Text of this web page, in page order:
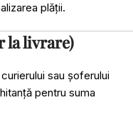
plății.
la livrare)
sau șoferului
pentru suma